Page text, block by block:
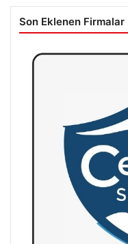
Son Eklenen Firmalar